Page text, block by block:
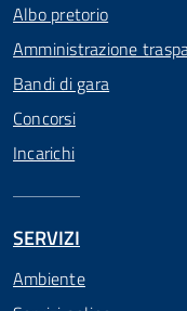
Albo pretorio
Amministrazione
Bandi di gara
Concorsi
Incarichi
SERVIZI
Ambiente